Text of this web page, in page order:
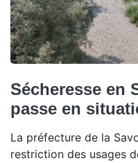
Sécheresse en
passe en
La préfecture de la
restriction des usages